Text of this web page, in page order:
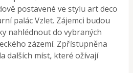
postavené ve stylu art deco
palác Vzlet. Zájemci budou
nahlédnout do vybraných
zázemí. Zpřístupněna
dalších míst, které ožívají